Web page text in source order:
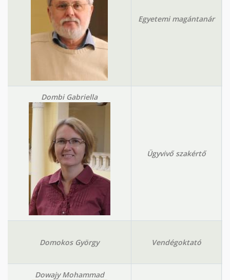
Egyetemi magántanár
Dombi Gabriella
Ügyvivő szakértő
Domokos György Vendégoktató
Dowajy Mohammad